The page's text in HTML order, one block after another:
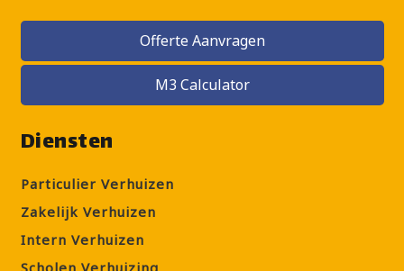
Offerte Aanvragen
M3 Calculator
Diensten
Particulier Verhuizen
Zakelijk Verhuizen
Intern Verhuizen